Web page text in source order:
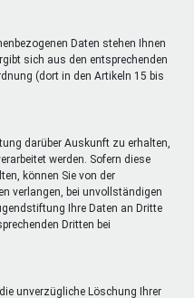
Daten stehen Ihnen
sich aus den entsprechenden
(dort in den Artikeln 15 bis
darüber Auskunft zu erhalten,
werden. Sofern diese
können Sie von der
verlangen, bei unvollständigen
Ihre Daten an Dritte
Dritten bei
unverzügliche Löschung Ihrer